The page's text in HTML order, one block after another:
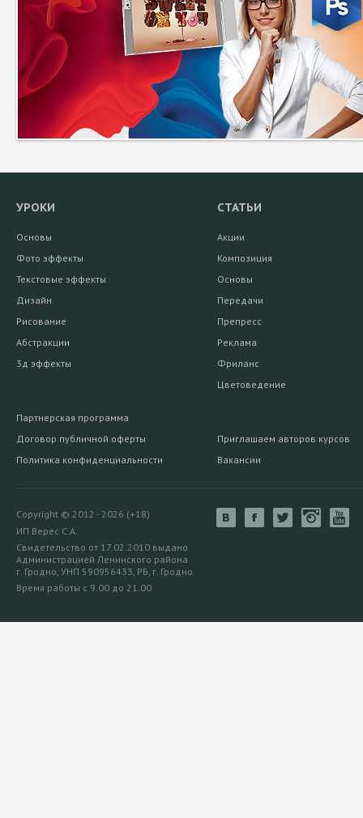
УРОКИ
Основы
Фото эффекты
Текстовые эффекты
Дизайн
Рисование
Абстракции
3д эффекты
СТАТЬИ
Акции
Композиция
Основы
Передачи
Препресс
Реклама
Фриланс
Цветоведение
Партнерская программа
Договор публичной оферты
Политика конфиденциальности
Приглашаем авторов курсов
Вакансии
Copyright © 2012 - 2026 (+18)
ИП Верес С.А.
Свидетельство от 17.02.2010 выдано
Администрацией Ленинского района
г. Гродно, УНП 590956433, РБ, г. Гродно
Время работы с 9.00 до 21.00